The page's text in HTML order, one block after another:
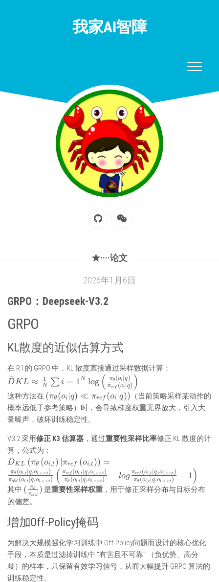
我家AI智障
★····论文
2026年1月6日
GRPO：Deepseek-V3.2
GRPO
KL散度的近似估算方式
在 R1 的 GRPO 中，KL 散度直接通过采样数据计算：
\hat{D}{KL} \approx \frac{1}
{N}\sum{i=1}^N
\log\left(\frac{\pi_\theta(o_i|q)}
{\pi_{ref}(o_i|q)}\right)
D
^KL ≈ N
1 ∑ i = 1N log ( πre f (oi q)
πθ (oi ∣q) )
这种方法在 (\pi_\theta(o_i|q)
\ll \pi_{ref}
(o_i|q))
(πθ (oi ∣q) ≪ πref (oi ∣q)) （当前策略采样某动作的
概率远低于参考策略）时，会导致梯度权重无界放大，引入大
量噪声，破坏训练稳定性。
V3.2 采用修正 K3 估算器 ，通过重要性采样比率修正 KL 散度的计
算，公式为：
D_{KL}\left(\pi_{\theta}\left(o_{i, t}\right)
| \pi_{ref}\left(o_{i,
t}\right)\right)=\frac{\pi_{\theta}\left(o_{i,
t} | q, o_{i,<<t}\right)}{\pi_{old}\left(o_{i,
t} | q, o_{i,
t} | q, o_{i,<<t}\right)}
<<t}\right)}-log \frac {\pi_{ref}\left(o_{i, t}
| q, o_{i,<<t}\right)}{\pi_{\theta}\left(o_{i,
t} | q, o_{i,<<t}\right)}-1\right)
DKL (πθ (oi,t) ∣πref (oi,t)) =
πold (oi, t ∣q,oi <<t )
πθ (oi,t q,oi, <<t ) ( πθ (oi, t ∣q,oi, <<t )
πref (oi,t ∣q,oi, <<t ) − log πθ (oi, t ∣q,oi <<t )
πref (oi,t ∣q,oi, <<t ) − 1)
其中 (\frac{\pi_\theta}
{\pi_{old}})
( πold
πθ ) 是重要性采样权重 ，用于修正采样分布与目标分布
的偏差。
增加Off-Policy掩码
为解决大规模强化学习训练中 Off-Policy问题而设计的核心优化
手段，本质是过滤掉训练中 “有害且不可靠” （负优势、高分
歧）的样本，只保留有效学习信号，从而大幅提升 GRPO 算法的
训练稳定性。